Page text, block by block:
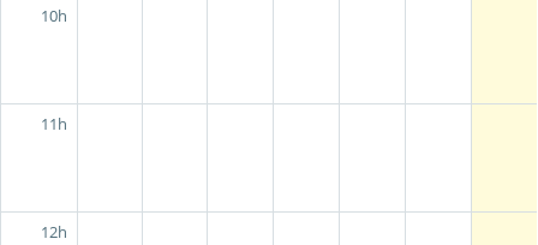
10h
11h
12h